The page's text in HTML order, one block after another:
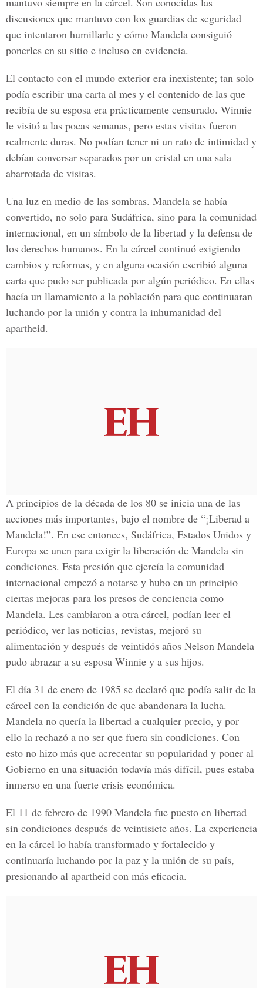
discusiones que mantuvo con los guardias de seguridad
que intentaron humillarle y cómo Mandela consiguió
ponerles en su sitio e incluso en evidencia.
El contacto con el mundo exterior era inexistente; tan solo
podía escribir una carta al mes y el contenido de las que
recibía de su esposa era prácticamente censurado. Winnie
le visitó a las pocas semanas, pero estas visitas fueron
realmente duras. No podían tener ni un rato de intimidad y
debían conversar separados por un cristal en una sala
abarrotada de visitas.
Una luz en medio de las sombras. Mandela se había
convertido, no solo para Sudáfrica, sino para la comunidad
internacional, en un símbolo de la libertad y la defensa de
los derechos humanos. En la cárcel continuó exigiendo
cambios y reformas, y en alguna ocasión escribió alguna
carta que pudo ser publicada por algún periódico. En ellas
hacía un llamamiento a la población para que continuaran
luchando por la unión y contra la inhumanidad del
apartheid.
A principios de la década de los 80 se inicia una de las
acciones más importantes, bajo el nombre de “¡Liberad a
Mandela!”. En ese entonces, Sudáfrica, Estados Unidos y
Europa se unen para exigir la liberación de Mandela sin
condiciones. Esta presión que ejercía la comunidad
internacional empezó a notarse y hubo en un principio
ciertas mejoras para los presos de conciencia como
Mandela. Les cambiaron a otra cárcel, podían leer el
periódico, ver las noticias, revistas, mejoró su
alimentación y después de veintidós años Nelson Mandela
pudo abrazar a su esposa Winnie y a sus hijos.
El día 31 de enero de 1985 se declaró que podía salir de la
cárcel con la condición de que abandonara la lucha.
Mandela no quería la libertad a cualquier precio, y por
ello la rechazó a no ser que fuera sin condiciones. Con
esto no hizo más que acrecentar su popularidad y poner al
Gobierno en una situación todavía más difícil, pues estaba
inmerso en una fuerte crisis económica.
El 11 de febrero de 1990 Mandela fue puesto en libertad
sin condiciones después de veintisiete años. La experiencia
en la cárcel lo había transformado y fortalecido y
continuaría luchando por la paz y la unión de su país,
presionando al apartheid con más eficacia.